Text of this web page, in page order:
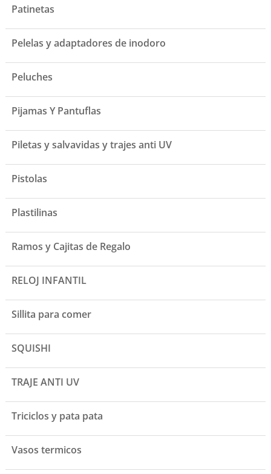
Patinetas
Pelelas y adaptadores de inodoro
Peluches
Pijamas Y Pantuflas
Piletas y salvavidas y trajes anti UV
Pistolas
Plastilinas
Ramos y Cajitas de Regalo
RELOJ INFANTIL
Sillita para comer
SQUISHI
TRAJE ANTI UV
Triciclos y pata pata
Vasos termicos